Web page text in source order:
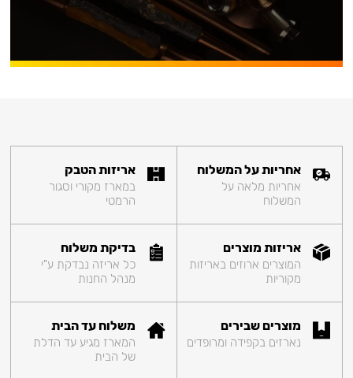
אחריות על המשלוח
אחריות מלאה על
המשלוח
אריזות הטבק
במארז מקורי וסגור
הרמטי
אריזות מוצרים
המוצרים ארוזים באריזות
מקוריות
בדיקת משלוח
כל אריזה נבדקת ע"י
מנהל החנות
מוצרים שבירים
נארזים בקפידה ומרופדים
משלוח עד הבית
המארז מגיע עד הדלת
של הבית